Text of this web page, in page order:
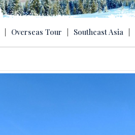
Overseas Tour Southeast Asia